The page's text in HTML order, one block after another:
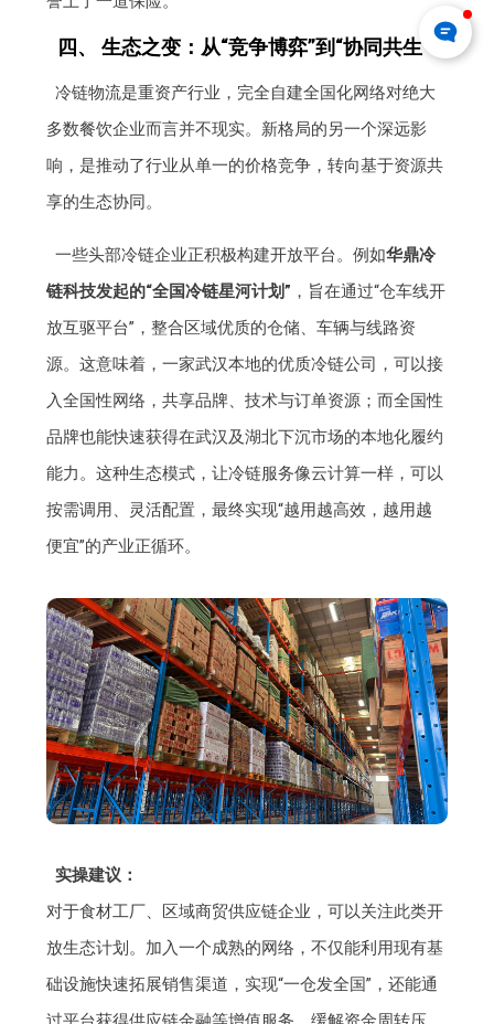
四、 生态之变：从“竞争博弈”到“协同共生”
冷链物流是重资产行业，完全自建全国化网络对绝大
多数餐饮企业而言并不现实。新格局的另一个深远影
响，是推动了行业从单一的价格竞争，转向基于资源共
享的生态协同。
一些头部冷链企业正积极构建开放平台。例如华鼎冷
链科技发起的“全国冷链星河计划” ，旨在通过“仓车线开
放互驱平台”，整合区域优质的仓储、车辆与线路资
源。这意味着，一家武汉本地的优质冷链公司，可以接
入全国性网络，共享品牌、技术与订单资源；而全国性
品牌也能快速获得在武汉及湖北下沉市场的本地化履约
能力。这种生态模式，让冷链服务像云计算一样，可以
按需调用、灵活配置，最终实现“越用越高效，越用越
便宜”的产业正循环。
实操建议：
对于食材工厂、区域商贸供应链企业，可以关注此类开
放生态计划。加入一个成熟的网络，不仅能利用现有基
础设施快速拓展销售渠道，实现“一仓发全国”，还能通